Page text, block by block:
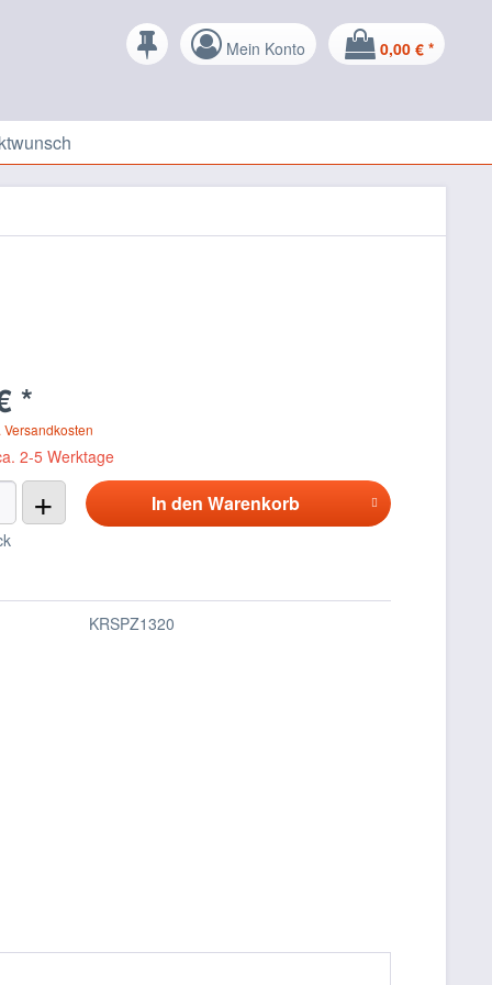
Mein Konto 0,00 € *
*
Versandkosten
2-5 Werktage
+ In den Warenkorb
KRSPZ1320